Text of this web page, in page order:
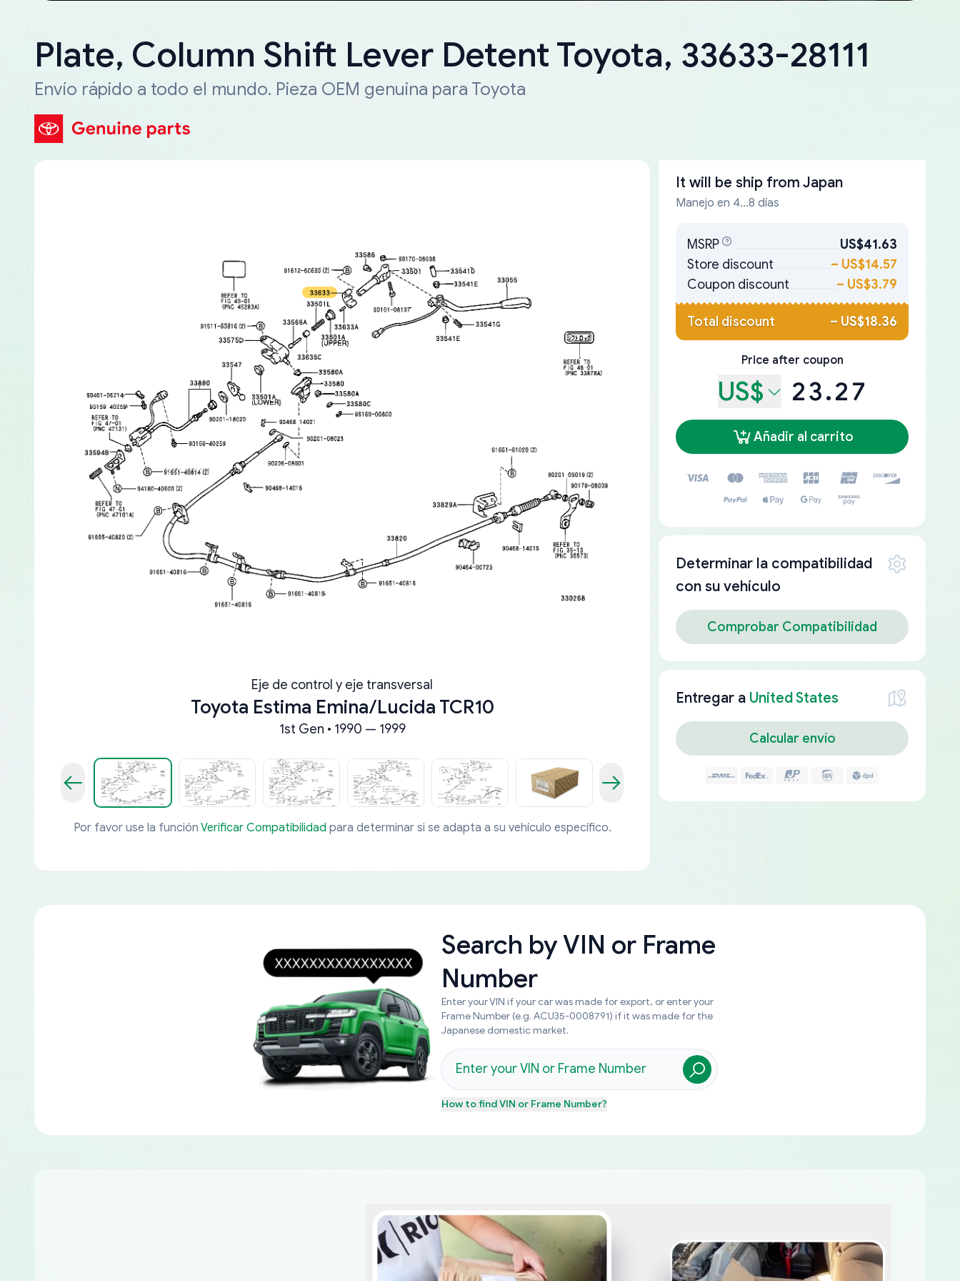
Plate, Column Shift Lever Detent Toyota, 33633-28111
Envío rápido a todo el mundo. Pieza OEM genuina para Toyota
Eje de control y eje transversal
Toyota Estima Emina/Lucida TCR10
1st Gen • 1990 — 1999
Por favor use la función Verificar Compatibilidad para determinar si se adapta a su vehículo específico.
It will be ship from Japan
Manejo en 4...8 días
MSRP
US$41.63
Store discount
– US$14.57
Coupon discount
– US$3.79
Total discount – US$18.36
Price after coupon
US$ 23.27
Añadir al carrito
Determinar la compatibilidad
con su vehículo
Comprobar Compatibilidad
Entregar a United States
Calcular envío
Search byVIN or Frame
Number
Enter your VIN if your car was made for export, or enter your
Frame Number (e.g. ACU35-0008791) if it was made for the
Japanese domestic market.
How to findVIN or Frame Number?